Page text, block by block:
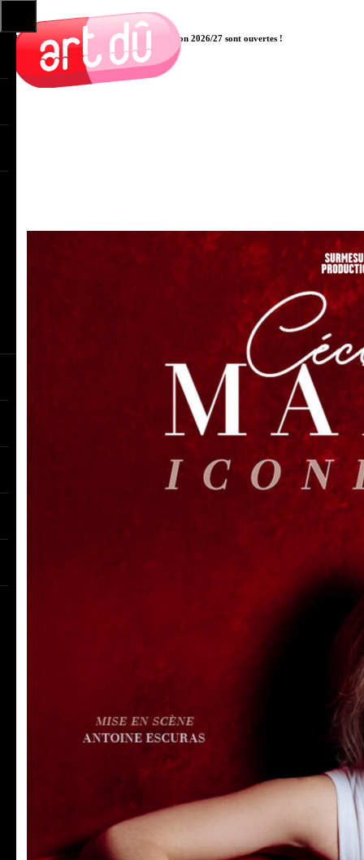
Les pré-inscriptions aux cours pour la saison 2026/27 sont ouvertes !